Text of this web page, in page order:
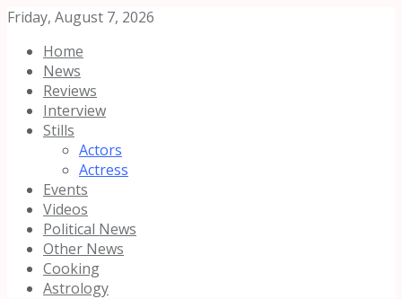
Friday, August 7, 2026
Home
News
Reviews
Interview
Stills
Actors
Actress
Events
Videos
Political News
Other News
Cooking
Astrology